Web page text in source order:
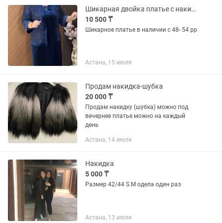
Шикарная двойка платье с накидкой
10 500 ₸
Шикарное платье в наличии с 48- 54 рр
Астана, 15 июля
Продам накидка-шубка
20 000 ₸
Продам накидку (шубка) можно под
вечернее платье можно на каждый
день
Астана, 14 июля
Накидка
5 000 ₸
Размер 42/44 S.M одела один раз
Астана, 13 июля